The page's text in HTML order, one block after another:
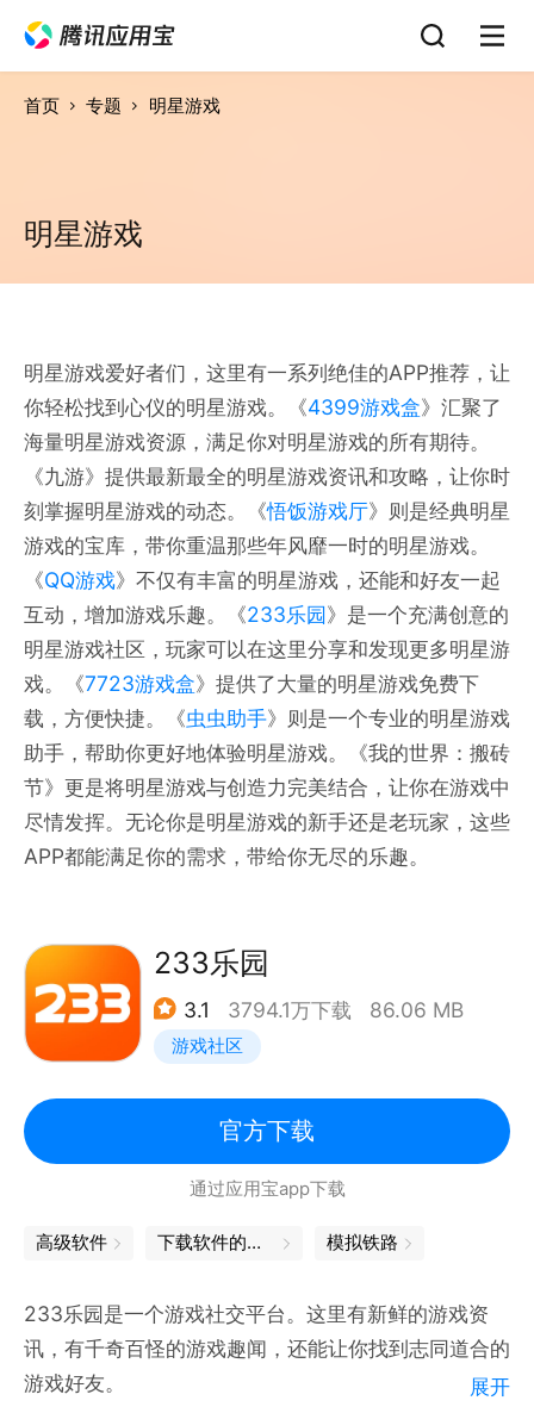
首页 专题 明星游戏
明星游戏
明星游戏爱好者们，这里有一系列绝佳的APP推荐，让
你轻松找到心仪的明星游戏。《4399游戏盒》汇聚了
海量明星游戏资源，满足你对明星游戏的所有期待。
《九游》提供最新最全的明星游戏资讯和攻略，让你时
刻掌握明星游戏的动态。《悟饭游戏厅》则是经典明星
游戏的宝库，带你重温那些年风靡一时的明星游戏。
《QQ游戏》不仅有丰富的明星游戏，还能和好友一起
互动，增加游戏乐趣。《233乐园》是一个充满创意的
明星游戏社区，玩家可以在这里分享和发现更多明星游
戏。《7723游戏盒》提供了大量的明星游戏免费下
载，方便快捷。《虫虫助手》则是一个专业的明星游戏
助手，帮助你更好地体验明星游戏。《我的世界：搬砖
节》更是将明星游戏与创造力完美结合，让你在游戏中
尽情发挥。无论你是明星游戏的新手还是老玩家，这些
APP都能满足你的需求，带给你无尽的乐趣。
233乐园
3.1 3794.1万下载 86.06 MB
游戏社区
官方下载
通过应用宝app下载
高级软件 下载软件的软件 模拟铁路
233乐园是一个游戏社交平台。这里有新鲜的游戏资
讯，有千奇百怪的游戏趣闻，还能让你找到志同道合的
游戏好友。
展开